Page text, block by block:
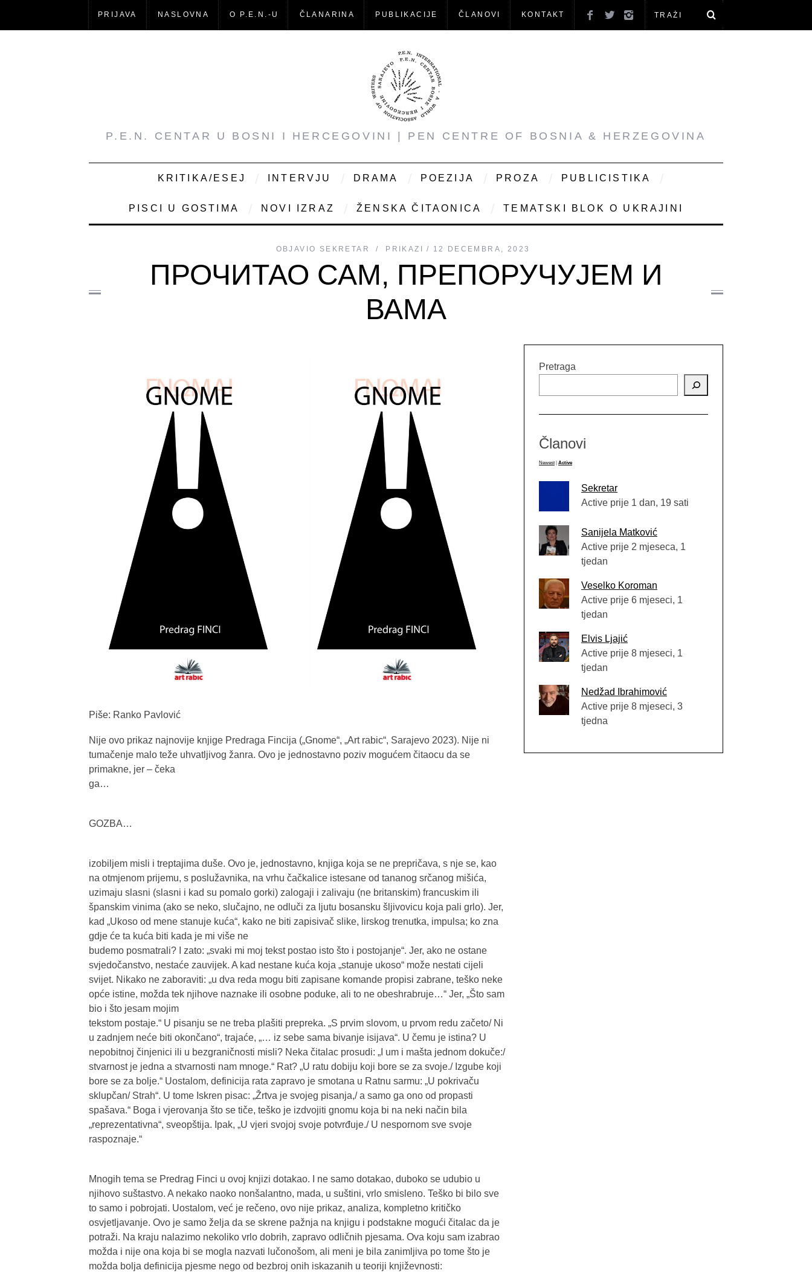
PRIJAVA NASLOVNA O P.E.N.-U ČLANARINA PUBLIKACIJE ČLANOVI KONTAKT
P.E.N. CENTAR U BOSNI I HERCEGOVINI | PEN CENTRE OF BOSNIA & HERZEGOVINA
KRITIKA/ESEJ INTERVJU DRAMA POEZIJA PROZA PUBLICISTIKA
PISCI U GOSTIMA NOVI IZRAZ ŽENSKA ČITAONICA TEMATSKI BLOK O UKRAJINI
OBJAVIO SEKRETAR PRIKAZI 12 DECEMBRA, 2023
ПРОЧИТАО САМ, ПРЕПОРУЧУЈЕМ И
ВАМА
Piše: Ranko Pavlović
Nije ovo prikaz najnovije knjige Predraga Fincija („Gnome“, „Art rabic“, Sarajevo 2023). Nije ni
tumačenje malo teže uhvatljivog žanra. Ovo je jednostavno poziv mogućem čitaocu da se
primakne, jer – čeka
ga…
GOZBA…
izobiljem misli i treptajima duše. Ovo je, jednostavno, knjiga koja se ne prepričava, s nje se, kao
na otmjenom prijemu, s poslužavnika, na vrhu čačkalice istesane od tananog srčanog mišića,
uzimaju slasni (slasni i kad su pomalo gorki) zalogaji i zalivaju (ne britanskim) francuskim ili
španskim vinima (ako se neko, slučajno, ne odluči za ljutu bosansku šljivovicu koja pali grlo). Jer,
kad „Ukoso od mene stanuje kuća“, kako ne biti zapisivač slike, lirskog trenutka, impulsa; ko zna
gdje će ta kuća biti kada je mi više ne
budemo posmatrali? I zato: „svaki mi moj tekst postao isto što i postojanje“. Jer, ako ne ostane
svjedočanstvo, nestaće zauvijek. A kad nestane kuća koja „stanuje ukoso“ može nestati cijeli
svijet. Nikako ne zaboraviti: „u dva reda mogu biti zapisane komande propisi zabrane, teško neke
opće istine, možda tek njihove naznake ili osobne poduke, ali to ne obeshrabruje…“ Jer, „Što sam
bio i što jesam mojim
tekstom postaje.“ U pisanju se ne treba plašiti prepreka. „S prvim slovom, u prvom redu začeto/ Ni
u zadnjem neće biti okončano“, trajaće, „… iz sebe sama bivanje isijava“. U čemu je istina? U
nepobitnoj činjenici ili u bezgraničnosti misli? Neka čitalac prosudi: „I um i mašta jednom dokuče:/
stvarnost je jedna a stvarnosti nam mnoge.“ Rat? „U ratu dobiju koji bore se za svoje./ Izgube koji
bore se za bolje.“ Uostalom, definicija rata zapravo je smotana u Ratnu sarmu: „U pokrivaču
sklupčan/ Strah“. U tome Iskren pisac: „Žrtva je svojeg pisanja,/ a samo ga ono od propasti
spašava.“ Boga i vjerovanja što se tiče, teško je izdvojiti gnomu koja bi na neki način bila
„reprezentativna“, sveopštija. Ipak, „U vjeri svojoj svoje potvrđuje./ U nespornom sve svoje
raspoznaje.“
Mnogih tema se Predrag Finci u ovoj knjizi dotakao. I ne samo dotakao, duboko se udubio u
njihovo suštastvo. A nekako naoko nonšalantno, mada, u suštini, vrlo smisleno. Teško bi bilo sve
to samo i pobrojati. Uostalom, već je rečeno, ovo nije prikaz, analiza, kompletno kritičko
osvjetljavanje. Ovo je samo želja da se skrene pažnja na knjigu i podstakne mogući čitalac da je
potraži. Na kraju nalazimo nekoliko vrlo dobrih, zapravo odličnih pjesama. Ova koju sam izabrao
možda i nije ona koja bi se mogla nazvati lučonošom, ali meni je bila zanimljiva po tome što je
možda bolja definicija pjesme nego od bezbroj onih iskazanih u teoriji književnosti:
Pretraga
Članovi
Newest Active
Sekretar
Active prije 1 dan, 19 sati
Sanijela Matković
Active prije 2 mjeseca, 1
tjedan
Veselko Koroman
Active prije 6 mjeseci, 1
tjedan
Elvis Ljajić
Active prije 8 mjeseci, 1
tjedan
Nedžad Ibrahimović
Active prije 8 mjeseci, 3
tjedna